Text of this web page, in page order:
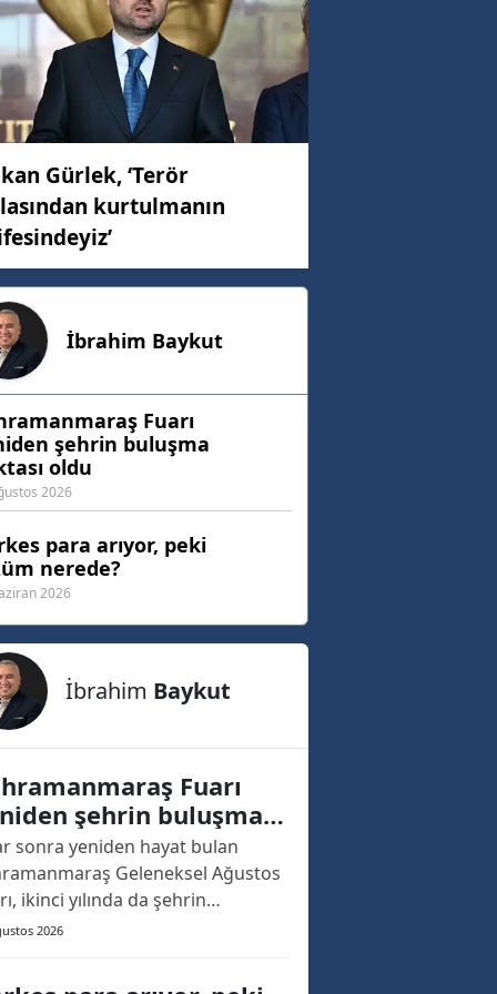
Gürlek, ‘Terör
kurtulmanın
İbrahim Baykut
Fuarı
şehrin buluşma
oldu
2026
para arıyor, peki
nerede?
2026
İbrahim Baykut
Fuarı
şehrin buluşma
oldu
sonra yeniden hayat bulan
Geleneksel Ağustos
ikinci yılında da şehrin
kazınacak bir açılışa sahne
2026